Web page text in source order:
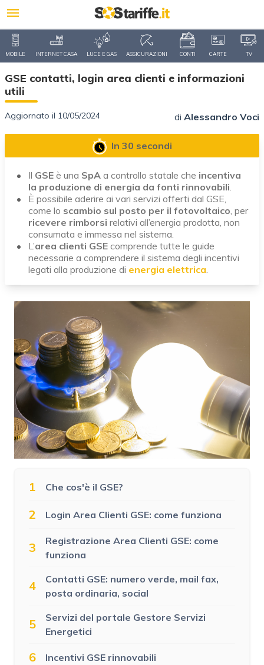
MOBILE INTERNET CASA LUCE E GAS ASSICURAZIONI CONTI CARTE TV
GSE contatti, login area clienti e informazioni
utili
Aggiornato il 10/05/2024 di Alessandro Voci
In 30 secondi
Il GSE è una SpA a controllo statale che incentiva
la produzione di energia da fonti rinnovabili.
È possibile aderire ai vari servizi offerti dal GSE,
come lo scambio sul posto per il fotovoltaico, per
ricevere rimborsi relativi all’energia prodotta, non
consumata e immessa nel sistema.
L’area clienti GSE comprende tutte le guide
necessarie a comprendere il sistema degli incentivi
legati alla produzione di energia elettrica.
1 Che cos'è il GSE?
2 Login Area Clienti GSE: come funziona
3
Registrazione Area Clienti GSE: come
funziona
4
Contatti GSE: numero verde, mail fax,
posta ordinaria, social
5
Servizi del portale Gestore Servizi
Energetici
6 Incentivi GSE rinnovabili